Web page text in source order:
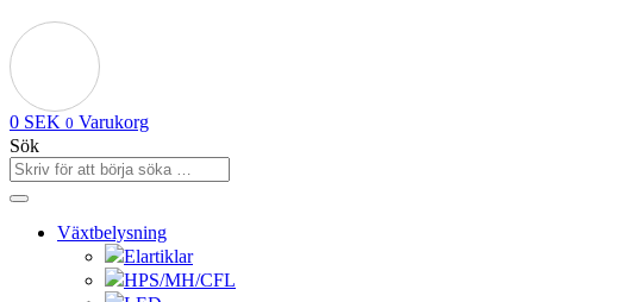
0 SEK 0 Varukorg
Sök
Växtbelysning
Elartiklar
HPS/MH/CFL